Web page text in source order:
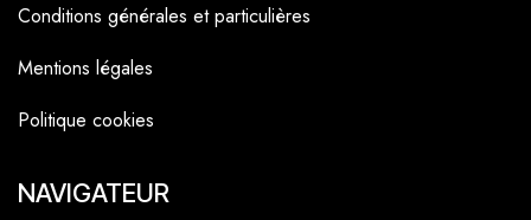
Conditions générales et particulières
Mentions légales
Politique cookies
NAVIGATEUR